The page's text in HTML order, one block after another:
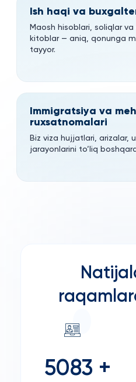
Ish haqi va
Maosh hisoblari, soliqlar
kitoblar — aniq, qonunga
tayyor.
Immigratsiya va
ruxsatnomalari
Biz viza hujjatlari, arizalar,
jarayonlarini to‘liq
5083 +